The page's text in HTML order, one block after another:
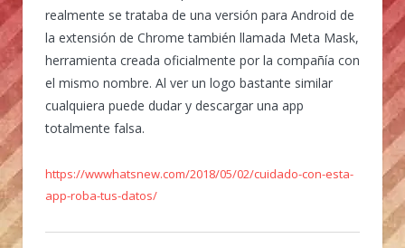
realmente se trataba de una versión para Android de
la extensión de Chrome también llamada Meta Mask,
herramienta creada oficialmente por la compañía con
el mismo nombre. Al ver un logo bastante similar
cualquiera puede dudar y descargar una app
totalmente falsa.
https://wwwhatsnew.com/2018/05/02/cuidado-con-esta-
app-roba-tus-datos/